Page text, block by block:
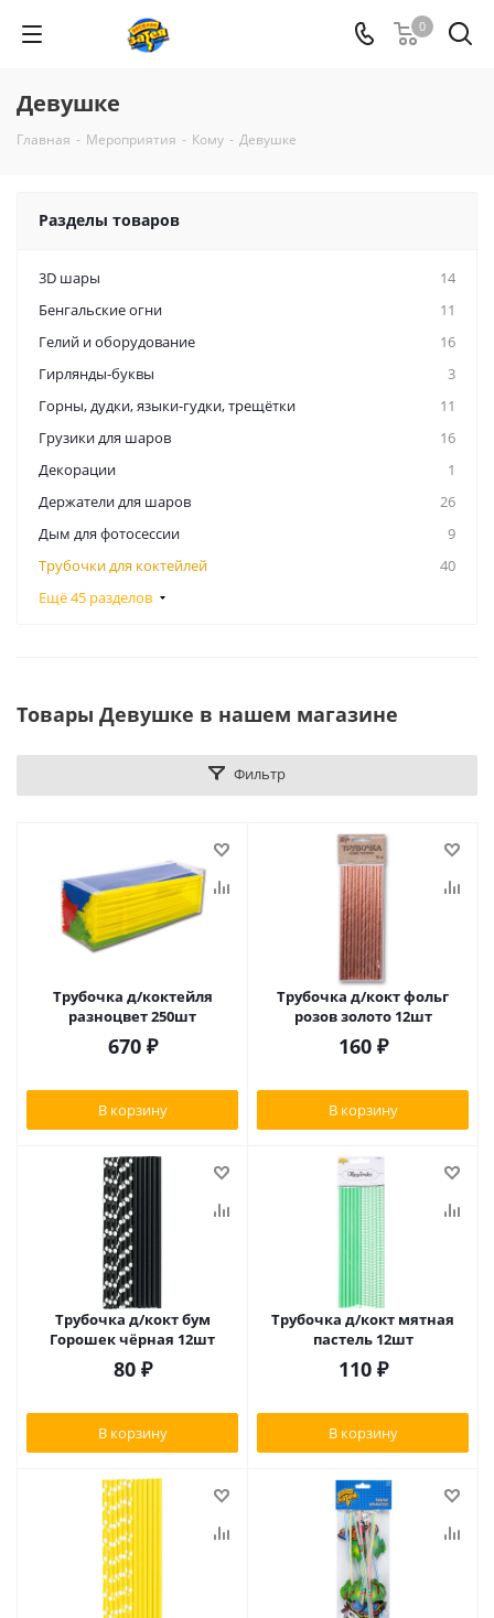
0
Девушке
Главная - Мероприятия - Кому - Девушке
Разделы товаров
3D шары
14
Бенгальские огни
11
Гелий и оборудование
16
Гирлянды-буквы
3
Горны, дудки, языки-гудки, трещётки
11
Грузики для шаров
16
Декорации
1
Держатели для шаров
26
Дым для фотосессии
9
Трубочки для коктейлей
40
Ещё 45 разделов
Товары Девушке в нашем магазине
Фильтр
Трубочка д/коктейля
разноцвет 250шт
670₽
В корзину
Трубочка д/кокт фольг
розов золото 12шт
160₽
В корзину
Трубочка д/кокт бум
Горошек чёрная 12шт
80₽
В корзину
Трубочка д/кокт мятная
пастель 12шт
110₽
В корзину